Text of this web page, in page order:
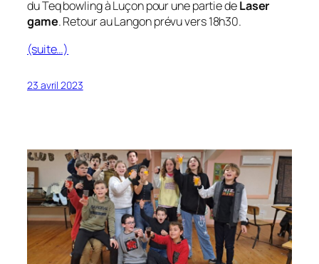
du Teq bowling à Luçon pour une partie deLaser
game. Retour au Langon prévu vers 18h30.
(suite…)
23 avril 2023